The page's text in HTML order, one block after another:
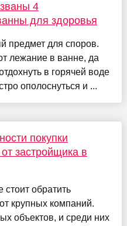
4
для здоровья
предмет для споров.
лежание в ванне, да
в горячей воде
ополоснуться и ...
покупки
застройщика в
стоит обратить
крупных компаний.
объектов, и среди них